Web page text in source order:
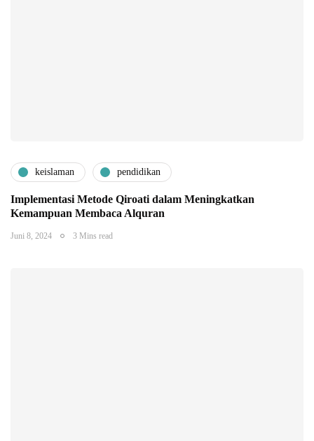
keislaman pendidikan
Implementasi Metode Qiroati dalam Meningkatkan
Kemampuan Membaca Alquran
Juni 8, 2024 3 Mins read